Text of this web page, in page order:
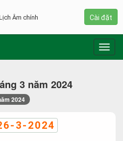
3 năm 2024
2024
3-2024
Âm chính
Cài đặt